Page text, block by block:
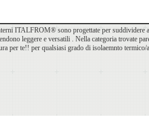
ITALFROM® sono progettate per suddividere
leggere e versatili . Nella categoria trovate
per te!! per qualsiasi grado di isolaemnto